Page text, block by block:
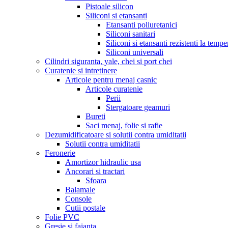
Pistoale silicon
Siliconi si etansanti
Etansanti poliuretanici
Siliconi sanitari
Siliconi si etansanti rezistenti la
Siliconi universali
Cilindri siguranta, yale, chei si port chei
Curatenie si intretinere
Articole pentru menaj casnic
Articole curatenie
Perii
Stergatoare geamuri
Bureti
Saci menaj, folie si rafie
Dezumidificatoare si solutii contra umiditatii
Solutii contra umiditatii
Feronerie
Amortizor hidraulic usa
Ancorari si tractari
Sfoara
Balamale
Console
Cutii postale
Folie PVC
Gresie si faianta